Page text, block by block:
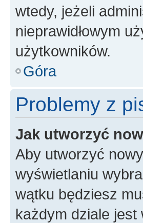
wtedy, jeżeli
nieprawidłowym
użytkowników.
Góra
Problemy z
Jak utworzyć
Aby utworzyć
wyświetlaniu
wątku będziesz
każdym dziale jest